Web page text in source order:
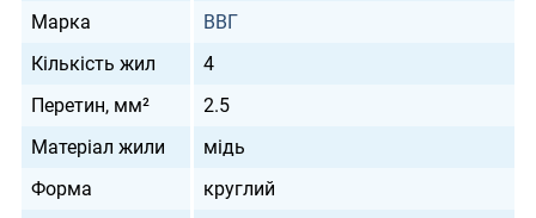
Марка
ВВГ
Кількість жил
4
Перетин, мм²
2.5
Матеріал жили
мідь
Форма
круглий